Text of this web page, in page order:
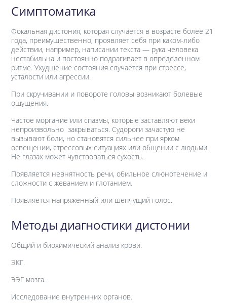
Симптоматика
Фокальная дистония, которая случается в возрасте более 21
года, преимущественно, проявляет себя при каком-либо
действии, например, написании текста — рука человека
нестабильна и постоянно подрагивает в определенном
ритме. Ухудшение состояния случается при стрессе,
усталости или агрессии.
При скручивании и повороте головы возникают болевые
ощущения.
Частое моргание или спазмы, которые заставляют веки
непроизвольно закрываться. Судороги зачастую не
вызывают боли, но становятся сильнее при ярком
освещении, стрессовых ситуациях или общении с людьми.
Не глазах может чувствоваться сухость.
Появляется невнятность речи, обильное слюнотечение и
сложности с жеванием и глотанием.
Появляется напряженный или шепчущий голос.
Методы диагностики дистонии
Общий и биохимический анализ крови.
ЭКГ.
ЭЭГ мозга.
Исследование внутренних органов.